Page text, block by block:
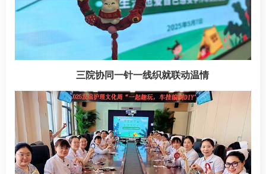
三院协同一针一线织就联动温情